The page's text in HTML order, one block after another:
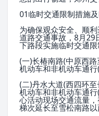
01临时交通限制措施
为确保观众安全、顺
道路交通事故，8月29
下路段实施临时交通限
(一)长椿南路(中原西路
机动车和非机动车通行
(二)丹水大道(西四环至
机动车和非机动车通
心活动现场交通流量
梯次延长至雪松南路以